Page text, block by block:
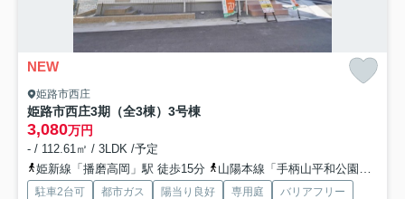
NEW
姫路市西庄
姫路市西庄3期（全3棟）3号棟
3,080万円
- / 112.61㎡ / 3LDK /予定
姫新線「播磨高岡」駅 徒歩15分
山陽本線「手柄山平和公園」駅 徒歩25分
駐車2台可 都市ガス 陽当り良好 専用庭
バリアフリー